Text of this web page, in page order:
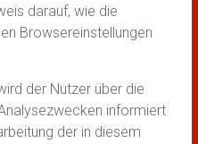
darauf, wie die
Browsereinstellungen
der Nutzer über die
informiert
der in diesem